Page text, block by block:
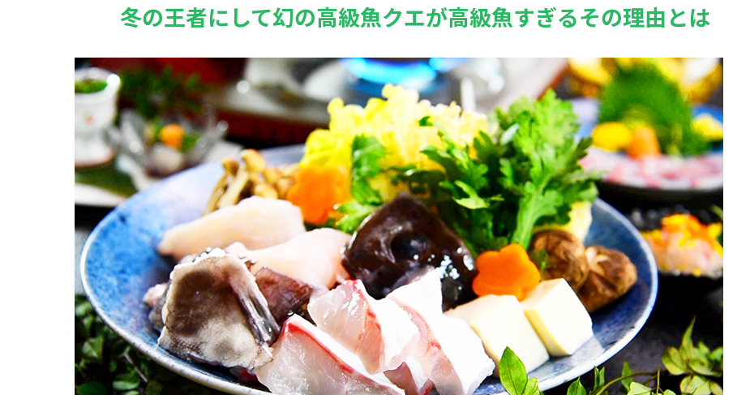
冬の王者にして幻の高級魚クエが高級魚すぎるその理由とは